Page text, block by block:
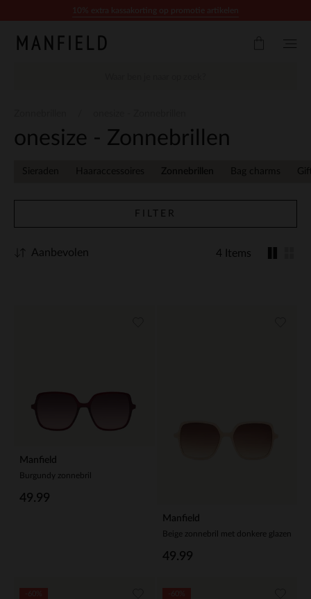
onesize - Zonnebrillen
Sieraden Haaraccessoires Zonnebrillen Bag charms
FILTER
4 Items
Aanbevolen
Manfield
Burgundy zonnebril
49.99
Manfield
Beige zonnebril met donkere glazen
49.99